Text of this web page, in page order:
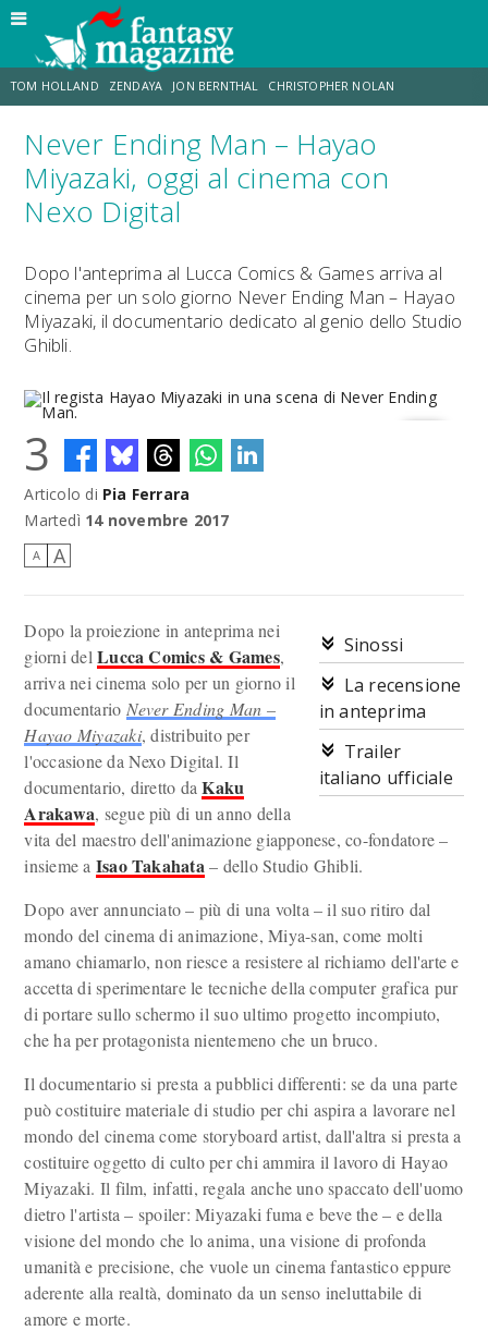
TOM HOLLAND ZENDAYA JON BERNTHAL CHRISTOPHER NOLAN
STRANIMONDI LUCCA COMICS & GAMES ODISSEA MARK RUFFALO
ERIK SOMMERS
Never Ending Man – Hayao
Miyazaki, oggi al cinema con
Nexo Digital
Dopo l'anteprima al Lucca Comics & Games arriva al
cinema per un solo giorno Never Ending Man – Hayao
Miyazaki, il documentario dedicato al genio dello Studio
Ghibli.
Il regista Hayao Miyazaki in una scena di Never Ending Man.
3
Articolo di Pia Ferrara
Martedì 14 novembre 2017
A A
Sinossi
La recensione
in anteprima
Trailer
italiano ufficiale
Dopo la proiezione in anteprima nei
giorni delLucca Comics & Games,
arriva nei cinema solo per un giorno il
documentario Never Ending Man –
Hayao Miyazaki, distribuito per
l'occasione da Nexo Digital. Il
documentario, diretto daKaku
Arakawa, segue più di un anno della
vita del maestro dell'animazione giapponese, co-fondatore –
insieme a Isao Takahata– dello Studio Ghibli.
Dopo aver annunciato – più di una volta – il suo ritiro dal
mondo del cinema di animazione, Miya-san, come molti
amano chiamarlo, non riesce a resistere al richiamo dell'arte e
accetta di sperimentare le tecniche della computer grafica pur
di portare sullo schermo il suo ultimo progetto incompiuto,
che ha per protagonista nientemeno che un bruco.
Il documentario si presta a pubblici differenti: se da una parte
può costituire materiale di studio per chi aspira a lavorare nel
mondo del cinema come storyboard artist, dall'altra si presta a
costituire oggetto di culto per chi ammira il lavoro di Hayao
Miyazaki. Il film, infatti, regala anche uno spaccato dell'uomo
dietro l'artista – spoiler: Miyazaki fuma e beve the – e della
visione del mondo che lo anima, una visione di profonda
umanità e precisione, che vuole un cinema fantastico eppure
aderente alla realtà, dominato da un senso ineluttabile di
amore e morte.